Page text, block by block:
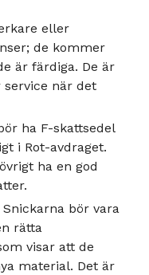
eller
de kommer
är färdiga. De är
service när det
ha F-skattsedel
i Rot-avdraget.
ha en god
Snickarna bör vara
rätta
visar att de
material. Det är